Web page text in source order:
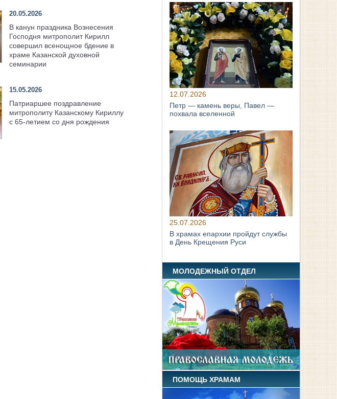
20.05.2026
В канун праздника Вознесения
Господня митрополит Кирилл
совершил всенощное бдение в
храме Казанской духовной
семинарии
15.05.2026
Патриаршее поздравление
митрополиту Казанскому Кириллу
с 65-летием со дня рождения
12.07.2026
Петр — камень веры, Павел —
похвала вселенной
25.07.2026
В храмах епархии пройдут службы
в День Крещения Руси
МОЛОДЕЖНЫЙ ОТДЕЛ
ПОМОЩЬ ХРАМАМ